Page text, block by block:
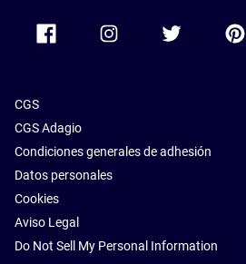
CGS
CGS Adagio
Condiciones generales de adhesión
Datos personales
Cookies
Aviso Legal
Do Not Sell My Personal Information